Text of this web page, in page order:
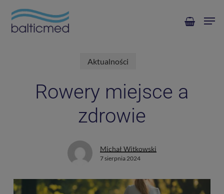
main
Aktualności
Rowery miejsce a
zdrowie
Michał Witkowski
7 sierpnia 2024